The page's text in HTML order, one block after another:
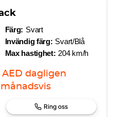
Färg: Svart
Invändig färg: Svart/Blå
Max hastighet: 204 km/h
AED dagligen
månadsvis
Ring oss